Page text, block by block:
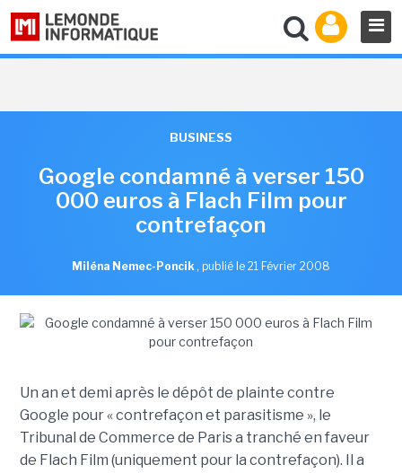
BUSINESS
Google condamné à verser 150
000 euros à Flach Film pour
contrefaçon
Miléna Nemec-Poncik , publié le 21 Février 2008
Un an et demi après le dépôt de plainte contre
Google pour « contrefaçon et parasitisme », le
Tribunal de Commerce de Paris a tranché en faveur
de Flach Film (uniquement pour la contrefaçon). Il a